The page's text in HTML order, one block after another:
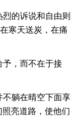
的诉说和自由则
寒天送炭，在痛
予，而不在于接
不躺在晴空下面享
亮道路，使他们